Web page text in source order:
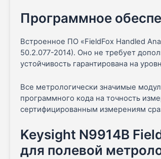
Программное
Встроенное ПО «FieldFox Handled
50.2.077-2014). Оно не требует
устойчивость гарантирована на
Все метрологически значимые
программного кода на точность
сертифицированным измерениям
Keysight N9914B
для полевой